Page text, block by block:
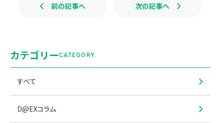
前の記事へ 次の記事へ
カテゴリーCATEGORY
すべて
D@EXコラム